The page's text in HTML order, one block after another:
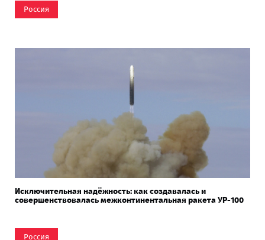
Россия
Исключительная надёжность: как создавалась и
совершенствовалась межконтинентальная ракета УР-100
Россия